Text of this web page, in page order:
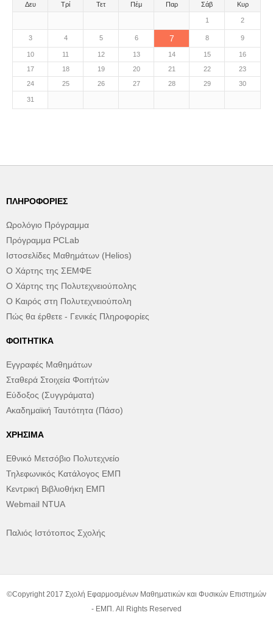
Δευ Τρί Τετ Πέμ Παρ Σάβ Κυρ
1 2
3 4 5 6 7 8 9
10 11 12 13 14 15
16
17
18 19 20 21 22
23
24
25 26 27 28 29 30
31
ΠΛΗΡΟΦΟΡΊΕΣ
Ωρολόγιο Πρόγραμμα
Πρόγραμμα PCLab
Ιστοσελίδες Μαθημάτων (Helios)
Ο Χάρτης της ΣΕΜΦΕ
Ο Χάρτης της Πολυτεχνειούπολης
Ο Καιρός στη Πολυτεχνειούπολη
Πώς θα έρθετε - Γενικές Πληροφορίες
ΦΟΙΤΗΤΙΚΆ
Εγγραφές Μαθημάτων
Σταθερά Στοιχεία Φοιτήτών
Εύδοξος (Συγγράματα)
Ακαδημαϊκή Ταυτότητα (Πάσο)
ΧΡΉΣΙΜΑ
Εθνικό Μετσόβιο Πολυτεχνείο
Τηλεφωνικός Κατάλογος ΕΜΠ
Κεντρική Βιβλιοθήκη ΕΜΠ
Webmail NTUA
Παλιός Ιστότοπος Σχολής
©Copyright 2017 Σχολή Εφαρμοσμένων Μαθηματικών και Φυσικών Επιστημών
- ΕΜΠ. All Rights Reserved